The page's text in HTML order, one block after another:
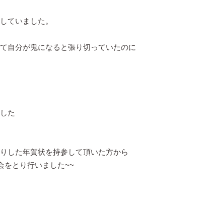
ていました。
自分が鬼になると張り切っていたのに
た
した年賀状を持参して頂いた方から
をとり行いました~~